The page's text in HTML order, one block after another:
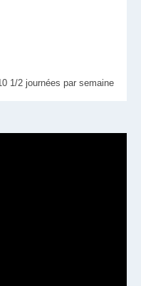
1/2 journées par semaine